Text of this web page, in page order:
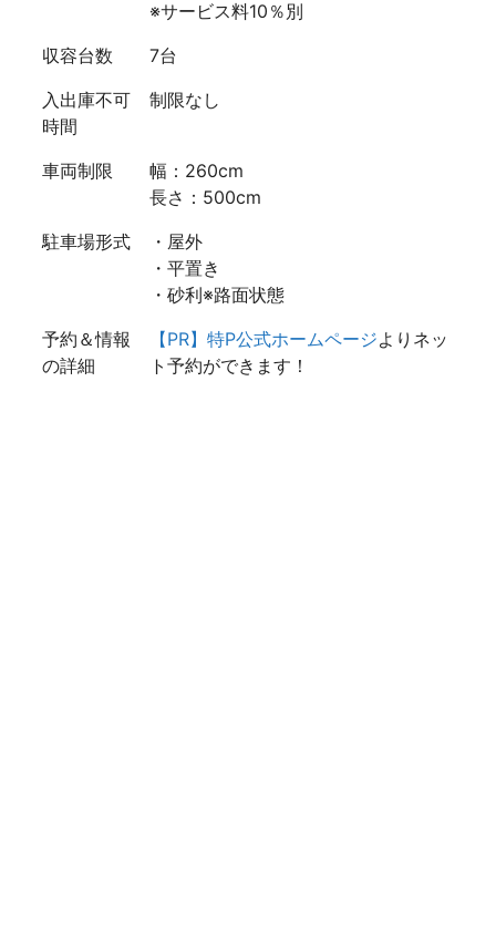
※サービス料10％別
収容台数
7台
入出庫不可
時間
制限なし
車両制限
幅：260cm
長さ：500cm
駐車場形式
・屋外
・平置き
・砂利※路面状態
予約＆情報
の詳細
【PR】特P公式ホームページよりネッ
ト予約ができます！